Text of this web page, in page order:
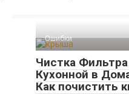
Ошибки
Чистка
Кухонной в
Как почистить